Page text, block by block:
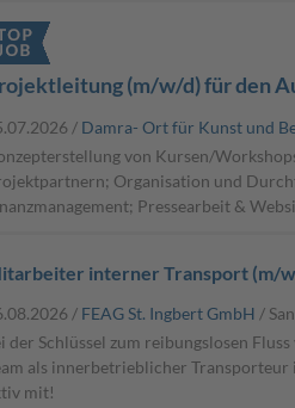
(m/w/d) für den
/ Damra- Ort für Kunst und
von Kursen/
Organisation und
Pressearbeit &
interner Transport (m/
/ FEAG St. Ingbert GmbH /
der Schlüssel zum reibungslosen
als innerbetrieblicher Transporteur
mit!